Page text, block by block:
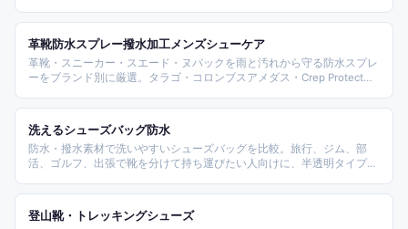
革靴防水スプレー撥水加工メンズシューケア
革靴・スニーカー・スエード・ヌバックを雨と汚れから守る防水スプレ
ーをブランド別に厳選。タラゴ・コロンブスアメダス・Crep Protect・
定番ブランドの撥水加工スプレーランキング。
洗えるシューズバッグ防水
防水・撥水素材で洗いやすいシューズバッグを比較。旅行、ジム、部
活、ゴルフ、出張で靴を分けて持ち運びたい人向けに、半透明タイプ、
登山靴・トレッキングシューズ